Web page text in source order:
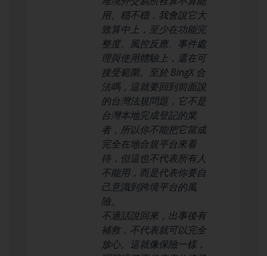
用、穩不穩，我會說它大
致算中上，至少在功能完
整度、風控反應、事件處
理與使用體驗上，還在可
接受範圍。至於 BingX 合
法嗎，這就要回到前面說
的台灣法規問題，它不是
台灣本地完成登記的業
者，所以你不能把它當成
完全在地合規平台來看
待，但這也不代表所有人
不能用，而是代表你要自
己意識到跨境平台的風
險。
不過話說回來，出事後有
補救，不代表就可以完全
放心。這就像保險一樣，